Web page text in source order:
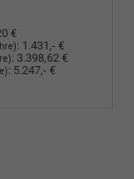
€
: 1.431,- €
: 3.398,62 €
: 5.247,- €